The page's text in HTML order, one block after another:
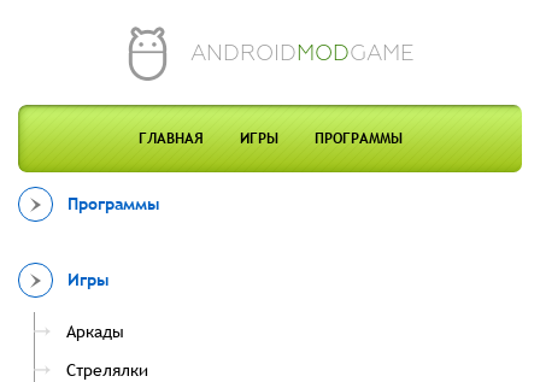
ANDROIDMODGAME
ГЛАВНАЯ ИГРЫ ПРОГРАММЫ
Программы
Игры
Аркады
Стрелялки